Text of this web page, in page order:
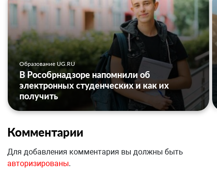
Образование UG.RU
В Рособрнадзоре напомнили об
электронных студенческих и как их
получить
Комментарии
Для добавления комментария вы должны быть
авторизированы.